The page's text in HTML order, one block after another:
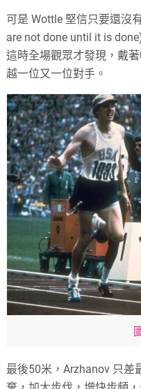
可是 Wottle 堅信只要還沒
are not done until it is
這時全場觀眾才發現，戴
越一位又一位對手。
最後50米，Arzhanov 只差